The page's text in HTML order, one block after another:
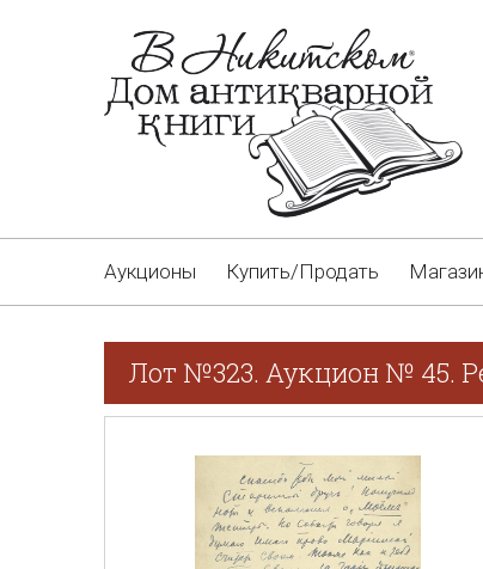
Аукционы Купить/Продать
Лот №323. Аукцион № 45.